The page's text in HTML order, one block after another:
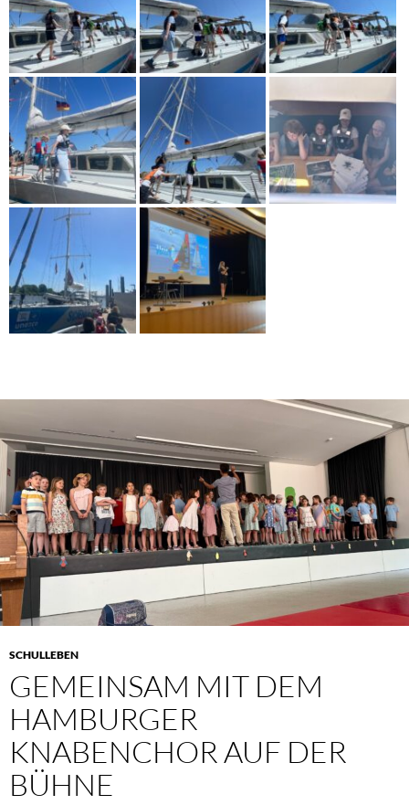
SCHULLEBEN
GEMEINSAM MIT DEM
HAMBURGER
KNABENCHOR AUF DER
BÜHNE